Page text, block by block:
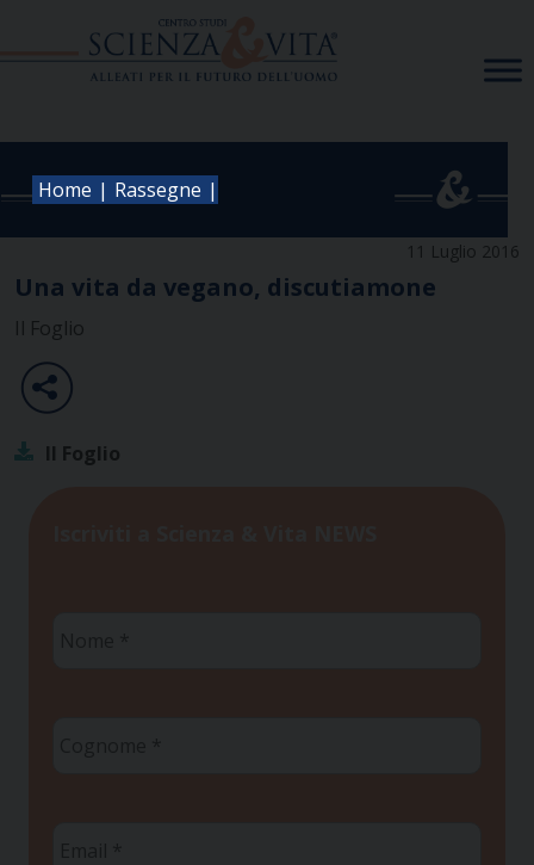
Home | Rassegne |
11 Luglio 2016
Una vita da vegano, discutiamone
Il Foglio
Il Foglio